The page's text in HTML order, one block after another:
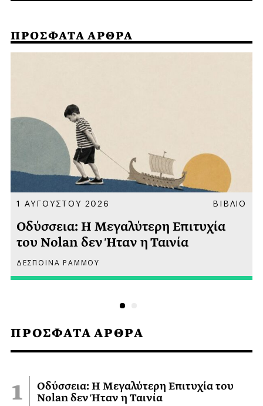
ΠΡΟΣΦΑΤΑ ΑΡΘΡΑ
Οδύσσεια: Η Μεγαλύτερη Επιτυχία του
Nolan δεν Ήταν η Ταινία
ΠΡΟΣΦΑΤΑ ΑΡΘΡΑ
1 ΑΥΓΟΥΣΤΟΥ 2026 ΒΙΒΛΙΟ
Οδύσσεια: Η Μεγαλύτερη Επιτυχία
του Nolan δεν Ήταν η Ταινία
ΔΕΣΠΟΙΝΑ ΡΑΜΜΟΥ